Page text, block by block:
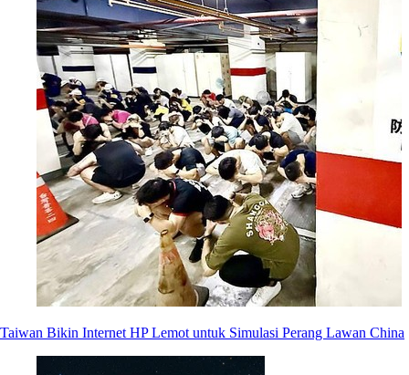
Taiwan Bikin Internet HP Lemot untuk Simulasi Perang Lawan China